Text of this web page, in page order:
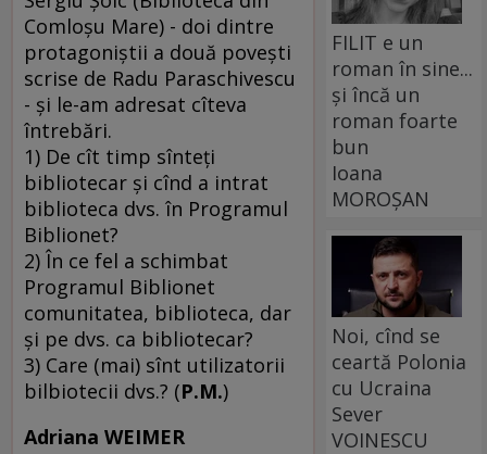
Comloşu Mare) - doi dintre
protagoniştii a două poveşti
scrise de Radu Paraschivescu
- şi le-am adresat cîteva
întrebări.
1) De cît timp sînteţi
bibliotecar şi cînd a intrat
biblioteca dvs. în Programul
Biblionet?
2) În ce fel a schimbat
Programul Biblionet
comunitatea, biblioteca, dar
şi pe dvs. ca bibliotecar?
3) Care (mai) sînt utilizatorii
bilbiotecii dvs.? (P.M.)
Adriana WEIMER
FILIT e un
roman în sine...
și încă un
roman foarte
bun
Ioana
MOROȘAN
Noi, cînd se
ceartă Polonia
cu Ucraina
Sever
VOINESCU